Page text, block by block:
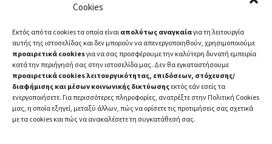
Cookies
Εκτός από τα cookies τα οποία είναι απολύτως αναγκαίαγια τη λειτουργία
αυτής της ιστοσελίδας και δεν μπορούν να απενεργοποιηθούν, χρησιμοποιούμε
προαιρετικά cookiesγια να σας προσφέρουμε την καλύτερη δυνατή εμπειρία
κατά την περιήγησή σας στην ιστοσελίδα μας. Δεν θα εγκαταστήσουμε
προαιρετικά cookies λειτουργικότητας, επιδόσεων, στόχευσης/
διαφήμισης και μέσων κοινωνικής δικτύωσης εκτός εάν εσείς τα
ενεργοποιήσετε. Για περισσότερες πληροφορίες, ανατρέξτε στην Πολιτική Cookies
μας, η οποία εξηγεί, μεταξύ άλλων, πώς να ορίσετε τις προτιμήσεις σας σχετικά
με τα cookies και πώς να ανακαλέσετε τη συγκατάθεσή σας.